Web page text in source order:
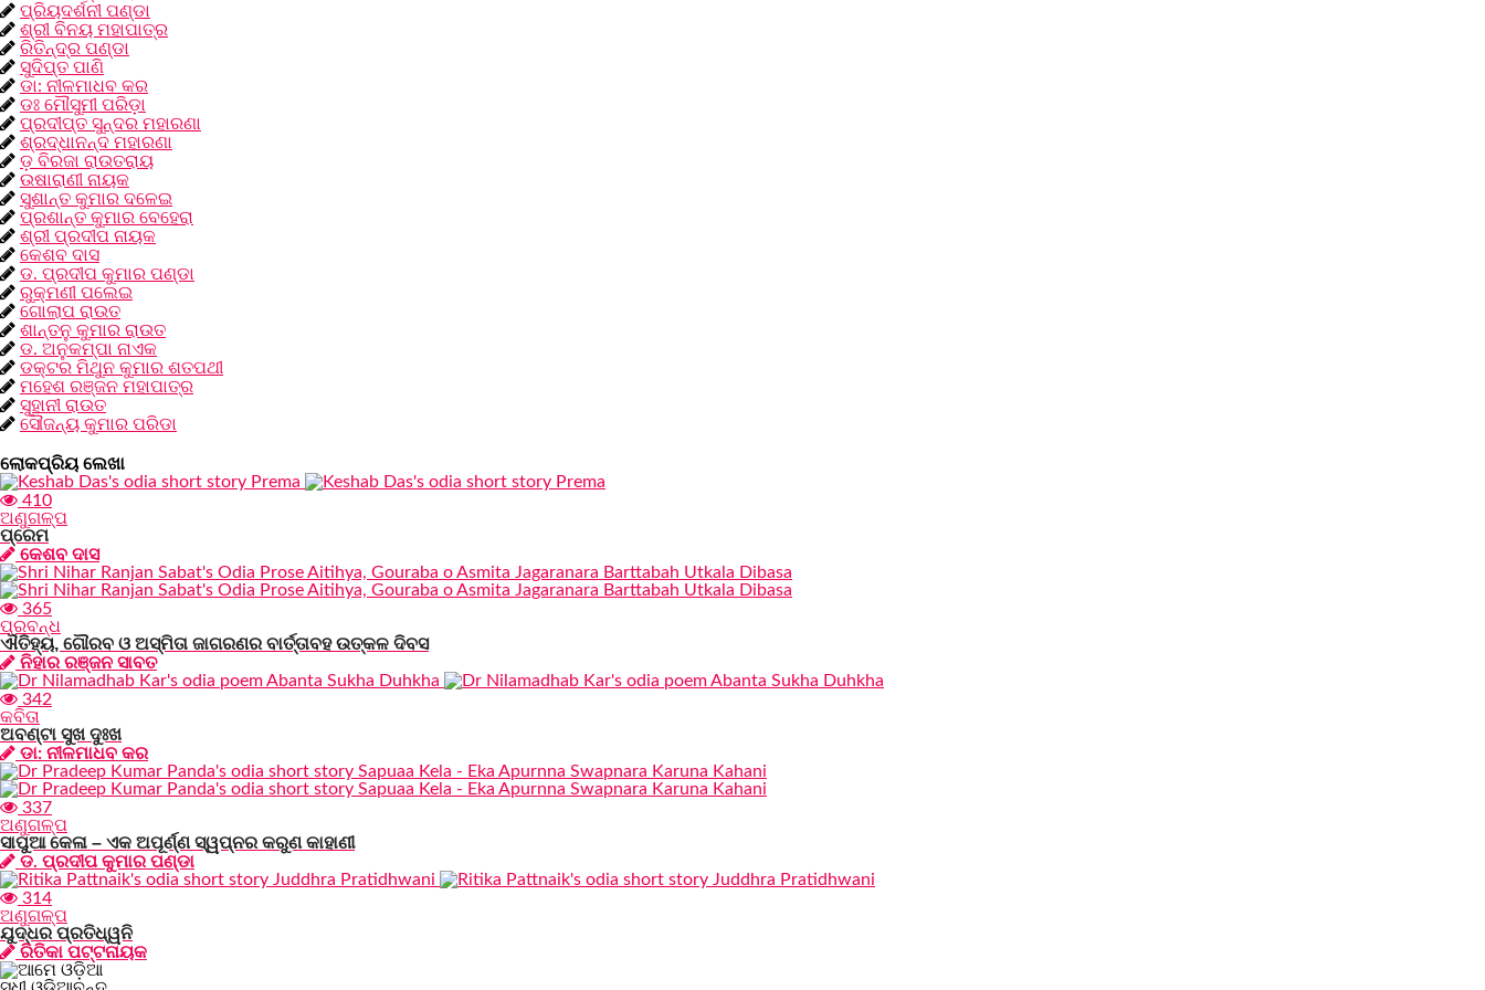
ପ୍ରିୟଦର୍ଶନୀ ପଣ୍ଡା
ଶ୍ରୀ ବିନୟ ମହାପାତ୍ର
ରିତିନ୍ଦ୍ର ପଣ୍ଡା
ସୁଦିପ୍ତ ପାଣି
ଡା: ନୀଳମାଧବ କର
ଡଃ ମୌସୁମୀ ପରିଡ଼ା
ପ୍ରଦୀପ୍ତ ସୁନ୍ଦର ମହାରଣା
ଶ୍ରଦ୍ଧାନନ୍ଦ ମହାରଣା
ଡ଼ ବିରଜା ରାଉତରାୟ
ଉଷାରାଣୀ ନାୟକ
ସୁଶାନ୍ତ କୁମାର ଦଳେଇ
ପ୍ରଶାନ୍ତ କୁମାର ବେହେରା
ଶ୍ରୀ ପ୍ରଦୀପ ନାୟକ
କେଶବ ଦାସ
ଡ. ପ୍ରଦୀପ କୁମାର ପଣ୍ଡା
ରୁକ୍ମଣୀ ପଲେଇ
ଗୋଲାପ ରାଉତ
ଶାନ୍ତନୁ କୁମାର ରାଉତ
ଡ. ଅନୁକମ୍ପା ନାଏକ
ଡକ୍ଟର ମିଥୁନ କୁମାର ଶତପଥୀ
ମହେଶ ରଞ୍ଜନ ମହାପାତ୍ର
ସୁହାନୀ ରାଉତ
ସୌଜନ୍ୟ କୁମାର ପରିଡା
ଲୋକପ୍ରିୟ ଲେଖା
410
ଅଣୁଗଳ୍ପ
ପ୍ରେମ
କେଶବ ଦାସ
365
ପ୍ରବନ୍ଧ
ଐତିହ୍ୟ, ଗୌରବ ଓ ଅସ୍ମିତା ଜାଗରଣର ବାର୍ତ୍ତାବହ ଉତ୍କଳ ଦିବସ
ନିହାର ରଞ୍ଜନ ସାବତ
342
କବିତା
ଅବଣ୍ଟା ସୁଖ ଦୁଃଖ
ଡା: ନୀଳମାଧବ କର
337
ଅଣୁଗଳ୍ପ
ସାପୁଆ କେଳା – ଏକ ଅପୂର୍ଣ୍ଣ ସ୍ୱପ୍ନର କରୁଣ କାହାଣୀ
ଡ. ପ୍ରଦୀପ କୁମାର ପଣ୍ଡା
314
ଅଣୁଗଳ୍ପ
ଯୁଦ୍ଧର ପ୍ରତିଧ୍ୱନି
ରିତିକା ପଟ୍ଟନାୟକ